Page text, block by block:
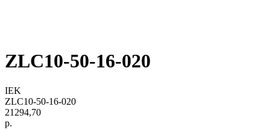
ZLC10-50-16-020
IEK
ZLC10-50-16-020
21294,70
р.